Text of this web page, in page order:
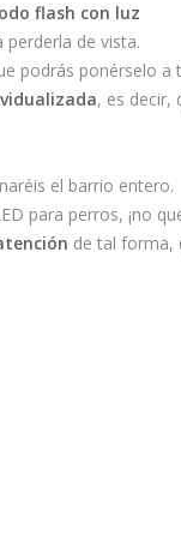
flash con luz
de vista.
podrás ponérselo a
, es decir,
el barrio entero.
para perros, ¡no
de tal forma,